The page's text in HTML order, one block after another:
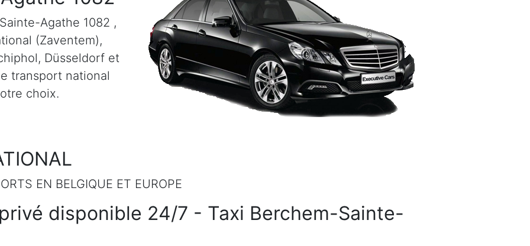
Agathe 1082 ,
(Zaventem),
Düsseldorf et
transport national
choix.
EN BELGIQUE ET EUROPE
disponible 24/7 - Taxi Berchem-Sainte-